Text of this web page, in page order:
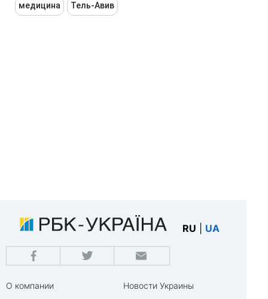
медицина Тель-Авив
RU UA
О компании
Новости Украины